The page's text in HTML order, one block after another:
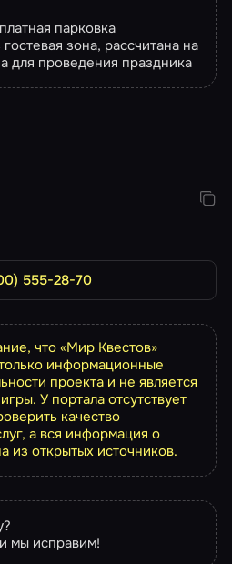
парковка
зона, рассчитана на
для проведения праздника
555-28-70
что «Мир Квестов»
информационные
проекта и не является
У портала отсутствует
качество
а вся информация о
из открытых источников.
мы исправим!